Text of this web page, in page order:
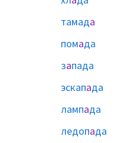
тамада
помада
запада
эскапада
лампада
ледопада